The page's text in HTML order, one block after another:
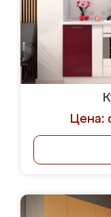
Цена: